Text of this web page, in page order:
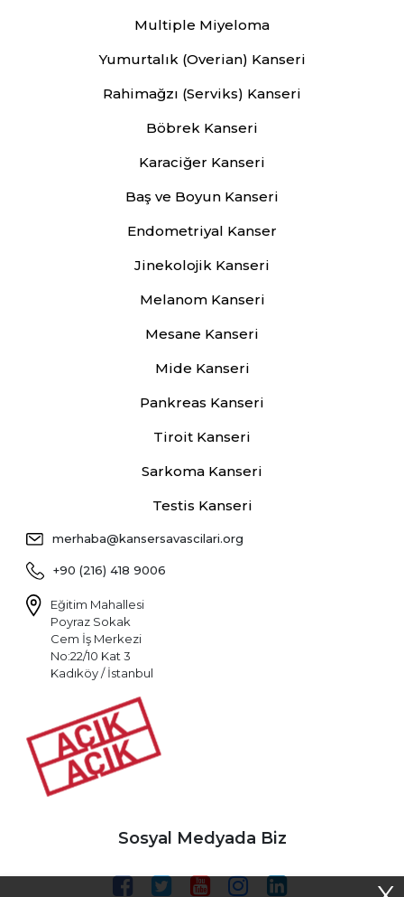
Multiple Miyeloma
Yumurtalık (Overian) Kanseri
Rahimağzı (Serviks) Kanseri
Böbrek Kanseri
Karaciğer Kanseri
Baş ve Boyun Kanseri
Endometriyal Kanser
Jinekolojik Kanseri
Melanom Kanseri
Mesane Kanseri
Mide Kanseri
Pankreas Kanseri
Tiroit Kanseri
Sarkoma Kanseri
Testis Kanseri
merhaba@kansersavascilari.org
+90 (216) 418 9006
Eğitim Mahallesi
Poyraz Sokak
Cem İş Merkezi
No:22/10 Kat 3
Kadıköy / İstanbul
Sosyal Medyada Biz